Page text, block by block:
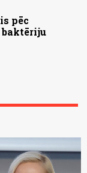
pēc
baktēriju